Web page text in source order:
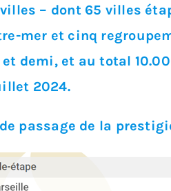
– dont 65 villes
mer et cinq
demi, et au total
2024.
passage de la